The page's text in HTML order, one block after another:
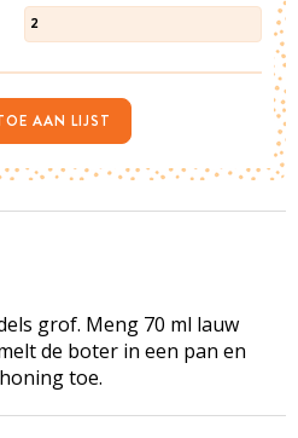
grof. Meng 70 ml lauw
de boter in een pan en
toe.
2
AAN LIJST